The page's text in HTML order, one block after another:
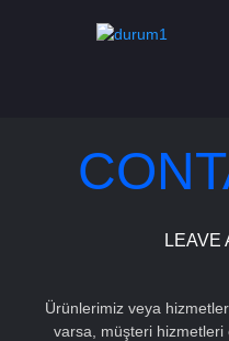
LEAVE
Ürünlerimiz veya
varsa, müşteri